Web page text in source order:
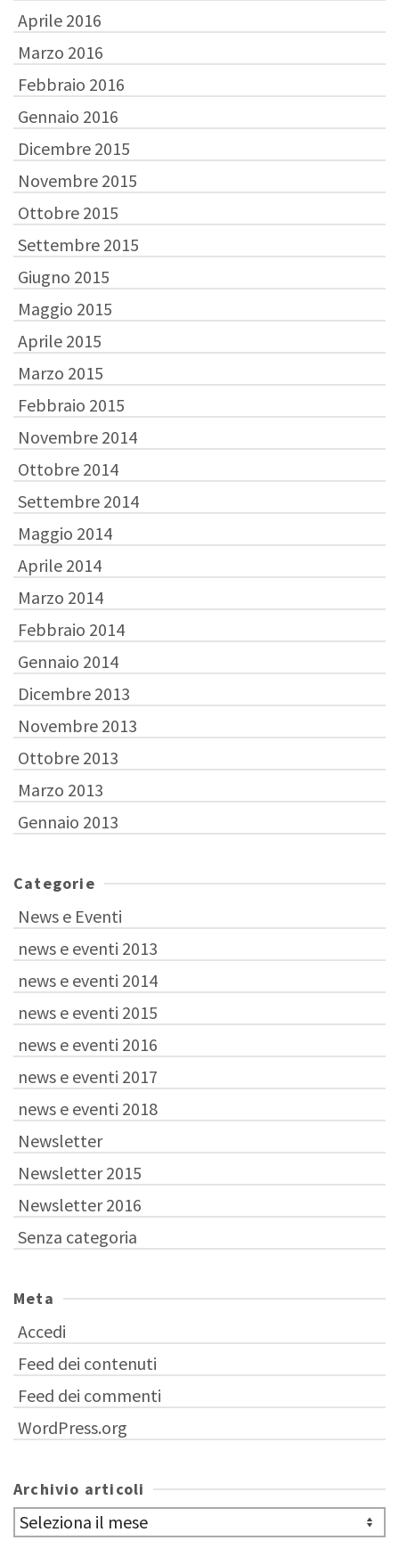
Aprile 2016
Marzo 2016
Febbraio 2016
Gennaio 2016
Dicembre 2015
Novembre 2015
Ottobre 2015
Settembre 2015
Giugno 2015
Maggio 2015
Aprile 2015
Marzo 2015
Febbraio 2015
Novembre 2014
Ottobre 2014
Settembre 2014
Maggio 2014
Aprile 2014
Marzo 2014
Febbraio 2014
Gennaio 2014
Dicembre 2013
Novembre 2013
Ottobre 2013
Marzo 2013
Gennaio 2013
Categorie
News e Eventi
news e eventi 2013
news e eventi 2014
news e eventi 2015
news e eventi 2016
news e eventi 2017
news e eventi 2018
Newsletter
Newsletter 2015
Newsletter 2016
Senza categoria
Meta
Accedi
Feed dei contenuti
Feed dei commenti
WordPress.org
Archivio articoli
Archivio
articoli